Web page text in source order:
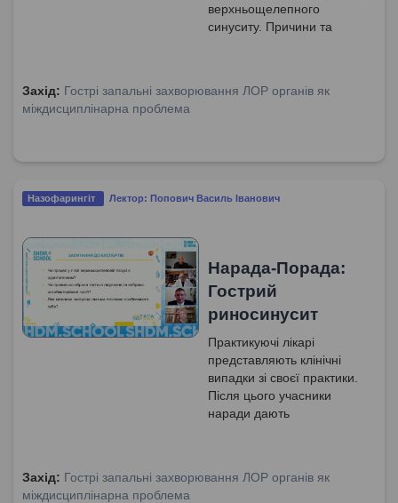
верхньощелепного
синуситу. Причини та
Лікування одонтогенної
Захід: Гострі запальні захворювання ЛОР органів як
міждисциплінарна проблема
Назофарингіт Лектор: Попович Василь Іванович
Нарада-Порада:
Гострий
риносинусит
Практикуючі лікарі
представляють клінічні
випадки зі своєї практики.
Після цього учасники
наради дають
досліджень та попередньої
Захід: Гострі запальні захворювання ЛОР органів як
міждисциплінарна проблема